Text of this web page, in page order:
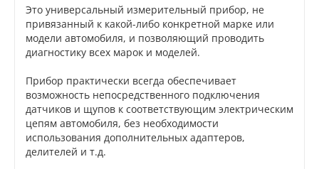
Это универсальный измерительный прибор, не
привязанный к какой-либо конкретной марке или
модели автомобиля, и позволяющий проводить
диагностику всех марок и моделей.
Прибор практически всегда обеспечивает
возможность непосредственного подключения
датчиков и щупов к соответствующим электрическим
цепям автомобиля, без необходимости
использования дополнительных адаптеров,
делителей и т.д.